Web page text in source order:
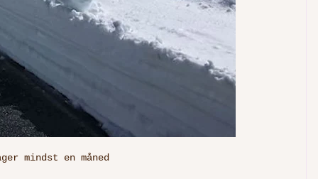
mindst en måned